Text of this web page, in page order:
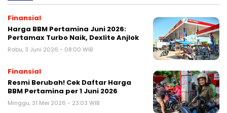
Finansial
Harga BBM Pertamina Juni 2026:
Pertamax Turbo Naik, Dexlite Anjlok
Rabu, 3 Juni 2026 - 08:00 WIB
Finansial
Resmi Berubah! Cek Daftar Harga
BBM Pertamina per 1 Juni 2026
Minggu, 31 Mei 2026 - 23:03 WIB